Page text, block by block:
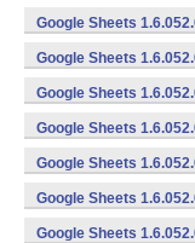
Google Sheets
Google Sheets
Google Sheets
Google Sheets
Google Sheets
Google Sheets
Google Sheets